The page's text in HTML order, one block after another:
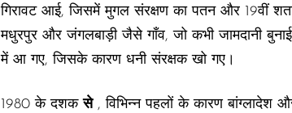
गिरावट आई, जिसमें मुगल संरक्षण का पतन और 19वीं
मधुरपुर और जंगलबाड़ी जैसे गाँव, जो कभी जामदानी
में आ गए, जिसके कारण धनी संरक्षक खो गए।
1980 के दशकसे, विभिन्न पहलों के कारण बांग्लादेश